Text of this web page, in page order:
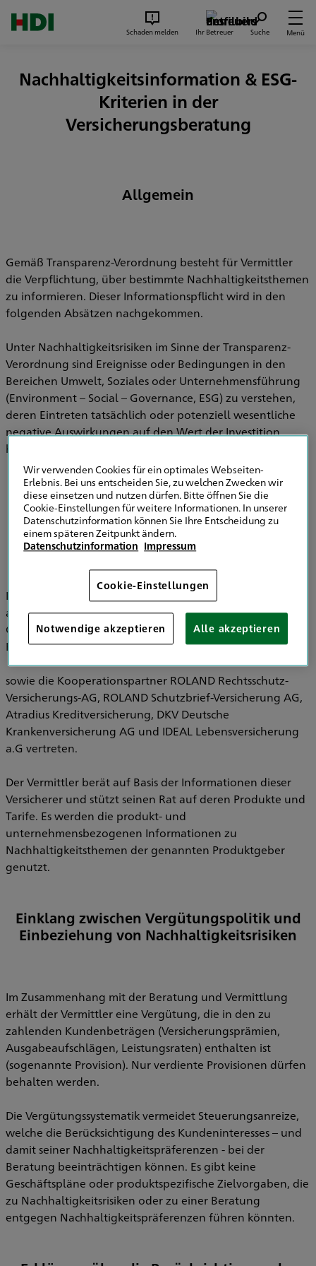
Schaden melden Ihr Betreuer Suche Menü
Nachhaltigkeitsinformation & ESG-
Kriterien in der
Versicherungsberatung
Allgemein
Gemäß Transparenz-Verordnung besteht für Vermittler
die Verpflichtung, über bestimmte Nachhaltigkeitsthemen
zu informieren. Dieser Informationspflicht wird in den
folgenden Absätzen nachgekommen.
Unter Nachhaltigkeitsrisiken im Sinne der Transparenz-
Verordnung sind Ereignisse oder Bedingungen in den
Bereichen Umwelt, Soziales oder Unternehmensführung
(Environment – Social – Governance, ESG) zu verstehen,
deren Eintreten tatsächlich oder potenziell wesentliche
negative Auswirkungen auf den Wert der Investition
haben können.
Informationen zu Strategien zur
Einbeziehung von Nachhaltigkeitsrisiken in
der Versicherungsberatung
Im Bereich der Versicherungsvermittlung werden
ausschließlich die HDI Versicherung AG, HDI Global SE, HDI
Global Specialty SE, HDI Lebensversicherung AG, HDI
Pensionsfonds AG, HDI Pensionskasse AG
sowie die Kooperationspartner ROLAND Rechtsschutz-
Versicherungs-AG, ROLAND Schutzbrief-Versicherung AG,
Atradius Kreditversicherung, DKV Deutsche
Krankenversicherung AG und IDEAL Lebensversicherung
a.G vertreten.
Der Vermittler berät auf Basis der Informationen dieser
Versicherer und stützt seinen Rat auf deren Produkte und
Tarife. Es werden die produkt- und
unternehmensbezogenen Informationen zu
Nachhaltigkeitsthemen der genannten Produktgeber
genutzt.
Einklang zwischen Vergütungspolitik und
Einbeziehung von Nachhaltigkeitsrisiken
Im Zusammenhang mit der Beratung und Vermittlung
erhält der Vermittler eine Vergütung, die in den zu
zahlenden Kundenbeträgen (Versicherungsprämien,
Ausgabeaufschlägen, Leistungsraten) enthalten ist
(sogenannte Provision). Nur verdiente Provisionen dürfen
behalten werden.
Die Vergütungssystematik vermeidet Steuerungsanreize,
welche die Berücksichtigung des Kundeninteresses – und
damit seiner Nachhaltigkeitspräferenzen - bei der
Beratung beeinträchtigen können. Es gibt keine
Geschäftspläne oder produktspezifische Zielvorgaben, die
zu Nachhaltigkeitsrisiken oder zu einer Beratung
entgegen Nachhaltigkeitspräferenzen führen könnten.
Wir verwenden Cookies für ein optimales Webseiten-
Erlebnis. Bei uns entscheiden Sie, zu welchen Zwecken wir
diese einsetzen und nutzen dürfen. Bitte öffnen Sie die
Cookie-Einstellungen für weitere Informationen. In unserer
Datenschutzinformation können Sie Ihre Entscheidung zu
einem späteren Zeitpunkt ändern.
Datenschutzinformation Impressum
Cookie-Einstellungen
Notwendige akzeptieren Alle akzeptieren